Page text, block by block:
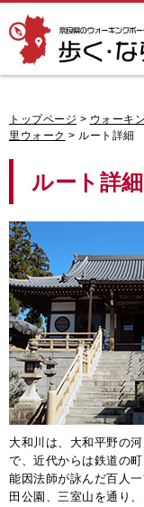
奈良県のウ
キングポー
サイト「歩
なら」
トップページ > ウォーキ
里ウォーク > ルート詳細
ルート詳細
大和川は、大和平野の
で、近代からは鉄道の
能因法師が詠んだ百人
田公園、三室山を通り